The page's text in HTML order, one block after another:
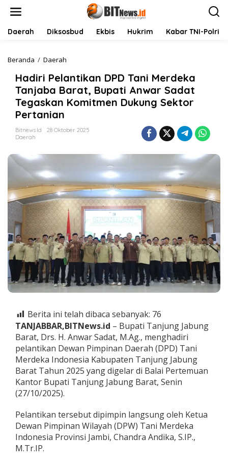
Daerah Diksosbud Ekbis Hukrim Kabar TNI-Polri
Beranda / Daerah
d
i
r
i
l
k
a
n
D
P
D
T
a
n
i
M
e
r
k
a
T
n
j
a
b
r
a
t
Hadiri Pelantikan DPD Tani Merdeka
Tanjaba Barat, Bupati Anwar Sadat
Tegaskan Komitmen Dukung Sektor
Pertanian
Bitnews.id
28 Oktober 2025
Daerah
Berita ini telah dibaca sebanyak: 76
TANJABBAR,BITNews.id – Bupati Tanjung Jabung
Barat, Drs. H. Anwar Sadat, M.Ag., menghadiri
pelantikan Dewan Pimpinan Daerah (DPD) Tani
Merdeka Indonesia Kabupaten Tanjung Jabung
Barat Tahun 2025 yang digelar di Balai Pertemuan
Kantor Bupati Tanjung Jabung Barat, Senin
(27/10/2025).
Pelantikan tersebut dipimpin langsung oleh Ketua
Dewan Pimpinan Wilayah (DPW) Tani Merdeka
Indonesia Provinsi Jambi, Chandra Andika, S.IP.,
M.Tr.IP.